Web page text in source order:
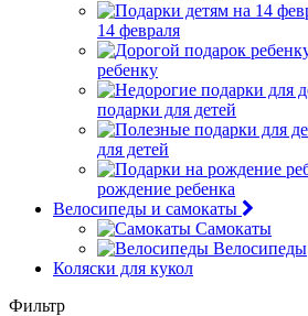
14 февраля
ребенку
подарки для детей
для детей
рождение ребенка
Велосипеды и самокаты
Самокаты
Велосипеды
Коляски для кукол
Фильтр